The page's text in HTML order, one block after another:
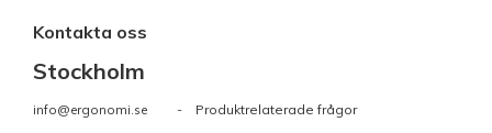
Kontakta oss
Stockholm
info@ergonomi.se - Produktrelaterade frågor